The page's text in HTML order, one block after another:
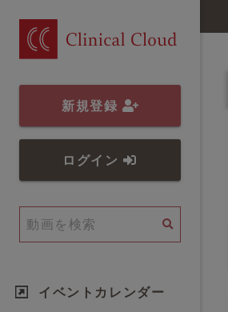
新規登録
ログイン
イベントカレンダー